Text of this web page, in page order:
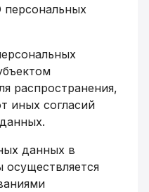
персональных
распространения,
иных согласий
данных в
осуществляется